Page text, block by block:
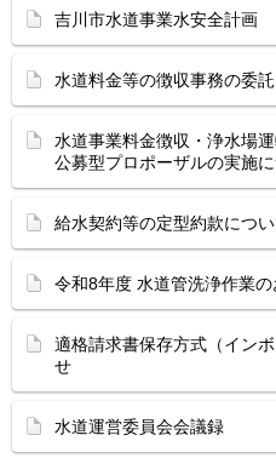
吉川市水道事業水安全計画
水道料金等の徴収事務の委
水道事業料金徴収・浄水場
公募型プロポーザルの実施
給水契約等の定型約款につ
令和8年度 水道管洗浄作業
適格請求書保存方式（イン
せ
水道運営委員会会議録